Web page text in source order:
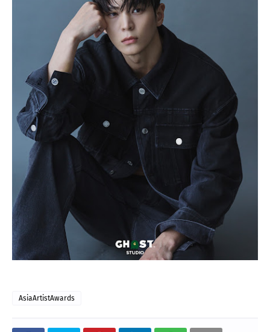
AsiaArtistAwards